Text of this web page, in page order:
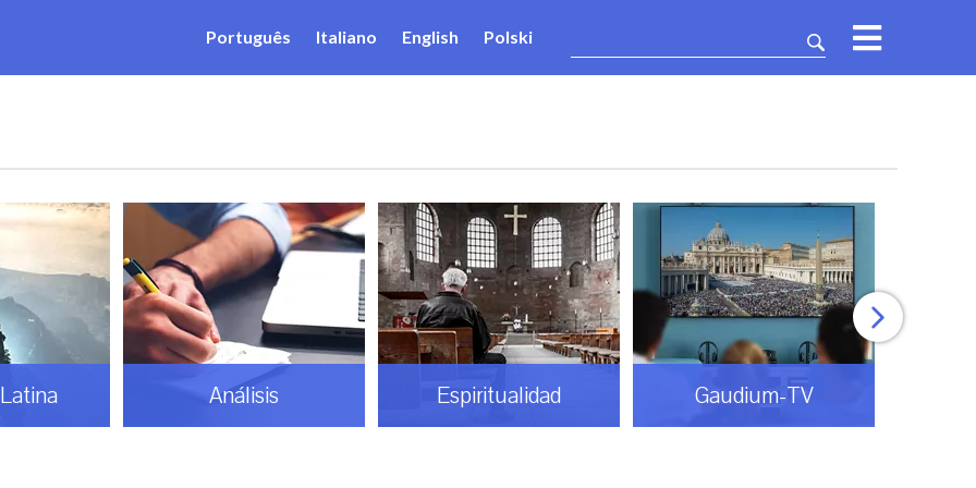
Português Italiano English Polski
Análisis Espiritualidad Gaudium-TV